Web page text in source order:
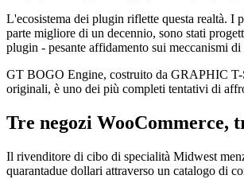
L'ecosistema dei plugin riflette questa realtà.
parte migliore di un decennio, sono stati
plugin - pesante affidamento sui meccanismi
GT BOGO Engine, costruito da GRAPHIC T-
originali, è uno dei più completi tentativi di
Tre negozi WooCommerce,
Il rivenditore di cibo di specialità Midwest
quarantadue dollari attraverso un catalogo di